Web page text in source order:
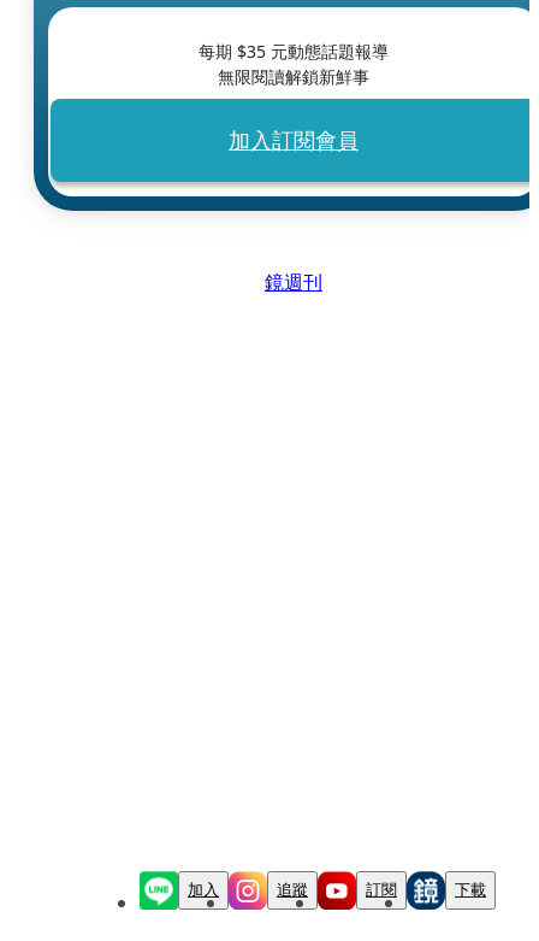
每期 $35 元動態話題報導
無限閱讀解鎖新鮮事
加入訂閱會員
鏡週刊
加入 追蹤 訂閱 下載